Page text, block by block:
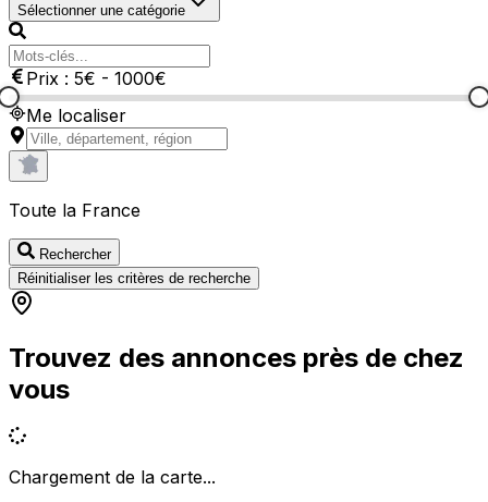
Sélectionner une catégorie
Prix : 5€ - 1000€
Me localiser
Toute la France
Rechercher
Réinitialiser les critères de recherche
Trouvez des annonces près de chez
vous
Chargement de la carte...